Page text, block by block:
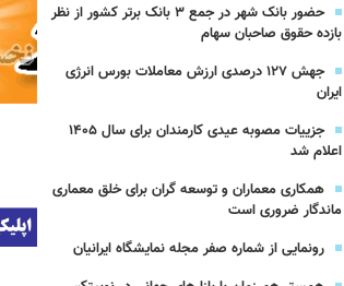
حضور بانک شهر در جمع ۳ بانک برتر کشور از نظر
بازده حقوق صاحبان سهام
جهش ۱۲۷ درصدی ارزش معاملات بورس انرژی
ایران
جزییات مصوبه عیدی کارمندان برای سال 1405
اعلام شد
همکاری معماران و توسعه گران برای خلق معماری
ماندگار ضروری است
رونمایی از شماره صفر مجله نمایشگاه ایرانیان